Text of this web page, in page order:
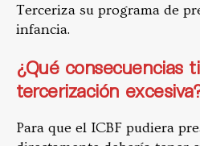
Terceriza su programa de
infancia.
¿Qué consecuencias
tercerización
Para que el ICBF pudiera